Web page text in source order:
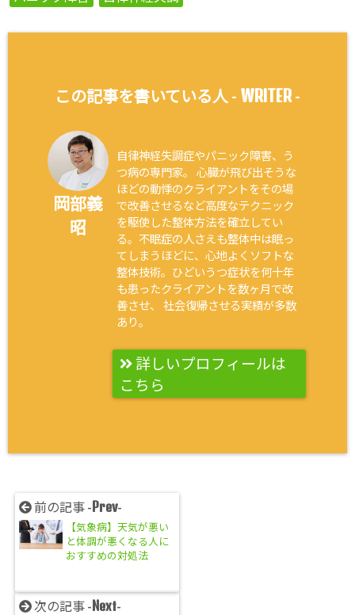
この記事を書いている人 - WRITER -
岡部義
昭
自律神経失調症やパニック障害、う
つ病の専門家。 心臓が飛び出そうな
ほどの動悸のクライアントをその場
で改善させるなど高度なテクニック
を駆使した整体方法を確立してい
る。不眠症の人さえも整体中は眠っ
てしまうほどに、心地よくソフトな
整体技術。ひどいうつ症状を何十年
も患ったクライアントを数ヶ月で改
善させ、 社会復帰させる実績が多数
あり。
詳しいプロフィールは
こちら
前の記事 - Prev-
【気象病】天気が悪い
と体調が悪くなる人に
おすすめの対処法
次の記事 - Next-